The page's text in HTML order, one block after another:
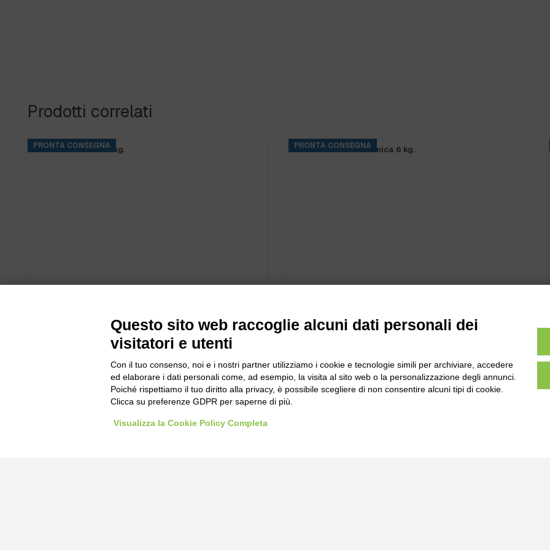
Prodotti correlati
PRONTA CONSEGNA
BASE RINS S2 ta.5 kg. PRONTA CONSEGNA
SANIBAR CLORO tanica 6 kg.
Questo sito web raccoglie alcuni dati personali dei
visitatori e utenti
Con il tuo consenso, noi e i nostri partner utilizziamo i cookie e tecnologie simili per archiviare, accedere
ed elaborare i dati personali come, ad esempio, la visita al sito web o la personalizzazione degli annunci.
Poiché rispettiamo il tuo diritto alla privacy, è possibile scegliere di non consentire alcuni tipi di cookie.
Clicca su preferenze GDPR per saperne di più.
Visualizza la Cookie Policy Completa